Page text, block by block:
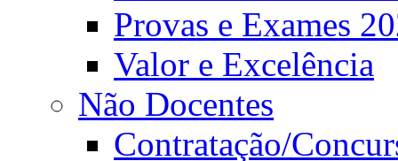
Provas e Exames
Valor e Excelência
Não Docentes
Contratação/